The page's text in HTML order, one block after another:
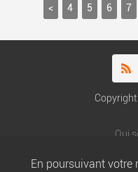
< 4 5 6 7
Qui
En poursuivant votre